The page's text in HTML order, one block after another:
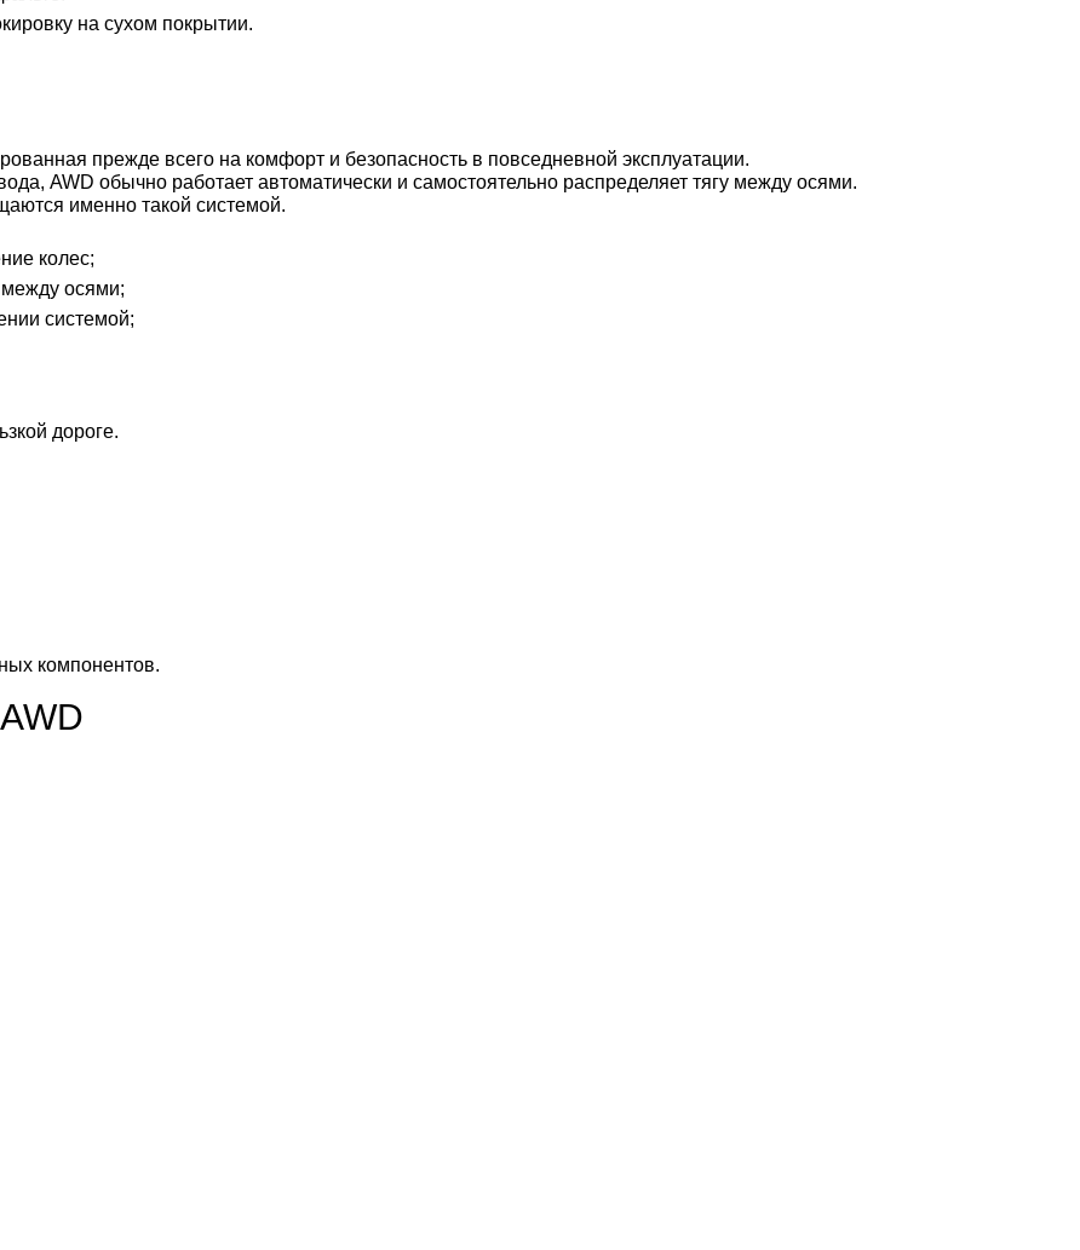
на сухом покрытии.
прежде всего на комфорт и безопасность в повседневной эксплуатации.
AWD обычно работает автоматически и самостоятельно распределяет тягу между осями.
именно такой системой.
колес;
между осями;
системой;
дороге.
компонентов.